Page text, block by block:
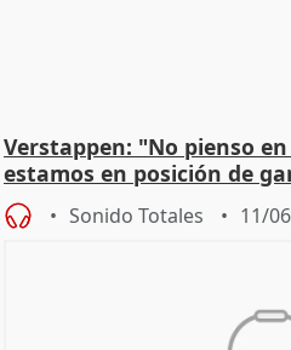
Verstappen: "No pienso
estamos en posición de
Sonido Totales 11/